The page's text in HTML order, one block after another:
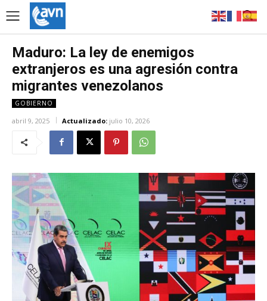
Maduro: La ley de enemigos
extranjeros es una agresión contra
migrantes venezolanos
GOBIERNO
abril 9, 2025 Actualizado: julio 10, 2026